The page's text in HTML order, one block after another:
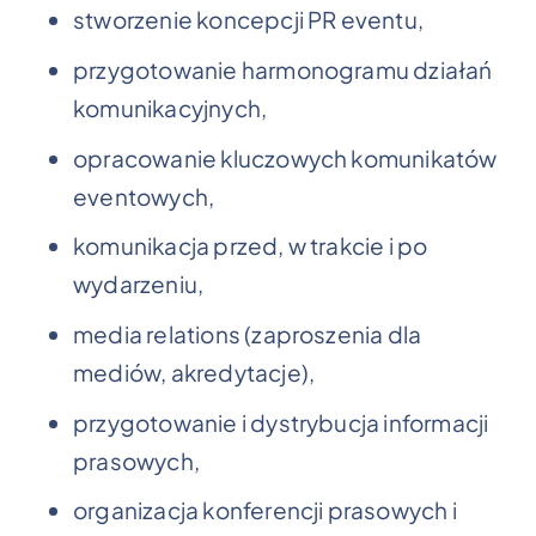
stworzenie koncepcji PR eventu,
przygotowanie harmonogramu działań
komunikacyjnych,
opracowanie kluczowych komunikatów
eventowych,
komunikacja przed, w trakcie i po
wydarzeniu,
media relations (zaproszenia dla
mediów, akredytacje),
przygotowanie i dystrybucja informacji
prasowych,
organizacja konferencji prasowych i